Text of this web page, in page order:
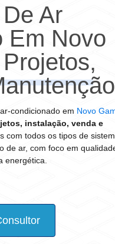
Ar
Em Novo
condicionado em Novo
instalação, venda e
com todos os tipos de
de ar, com foco em
energética.